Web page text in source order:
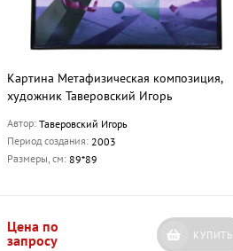
Картина Метафизическая композиция,
художник Таверовский Игорь
Автор:Таверовский Игорь
Период создания: 2003
Размеры, см:89*89
Цена по
запросу
КУПИТЬ